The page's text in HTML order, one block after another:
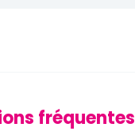
fréquentes